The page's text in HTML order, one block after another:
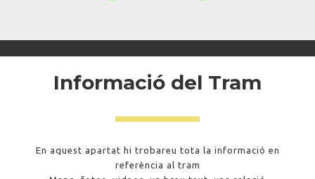
Informació del Tram
En aquest apartat hi trobareu tota la informació en
referència al tram